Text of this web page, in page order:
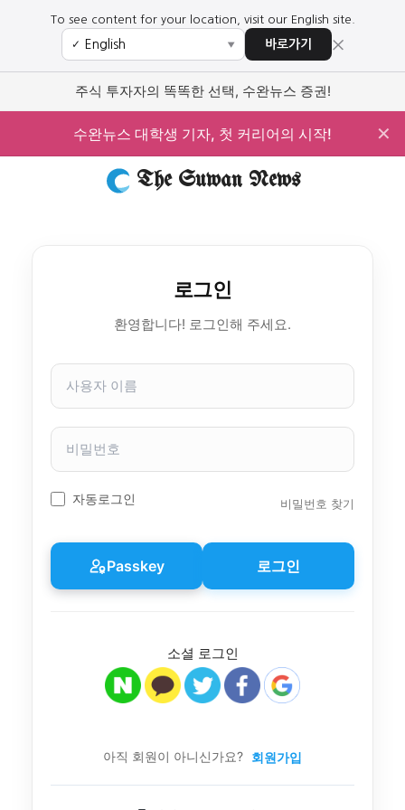
To see content for your location, visit our English site.
✓ ▼ 바로가기 ×
주식 투자자의 똑똑한 선택, 수완뉴스 증권!
수완뉴스 대학생 기자, 첫 커리어의 시작! ✕
The Suwan News
로그인
환영합니다! 로그인해 주세요.
사
자
이
비
번
호
자동로그인 비밀번호 찾기
Passkey 로그인
소셜 로그인
아직 회원이 아니신가요? 회원가입